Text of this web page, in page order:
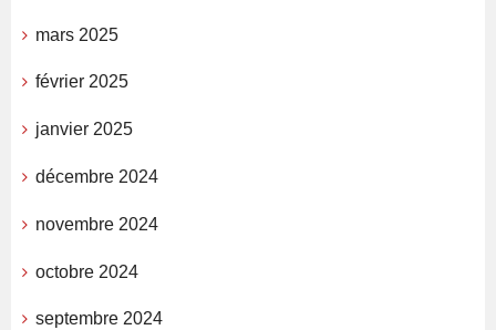
mars 2025
février 2025
janvier 2025
décembre 2024
novembre 2024
octobre 2024
septembre 2024